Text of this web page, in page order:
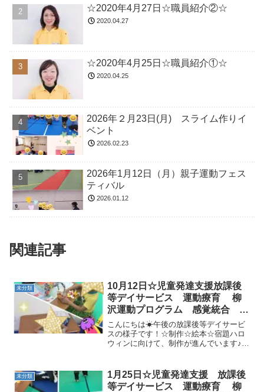
☆2020年4月27日☆職員紹介②☆
2020.04.27
☆2020年4月25日☆職員紹介①☆
2020.04.25
2026年２月23日(月) スライム作りイ
ベント
2026.02.23
2026年1月12日（月）親子運動フェス
ティバル
2026.01.12
関連記事
未分類
10月12日☆児童発達支援放課後
等デイサービス 運動療育 柳
沢運動プログラム 感覚統合 自
閉症 発達障害 埼玉県 三郷
市 吉川市 八潮市 気になる
子
こんにちは☀午後の放課後等デイサービ
スの様子です！☆制作☆絵本☆宿題ハロ
ウィンに向けて、制作が進んでいます♪☆
ぐ出来ています！☆だるまさんが転んだ
今日はだるまさんが転ん...
未分類
1月25日☆児童発達支援 放課後
等デイサービス 運動療育 柳